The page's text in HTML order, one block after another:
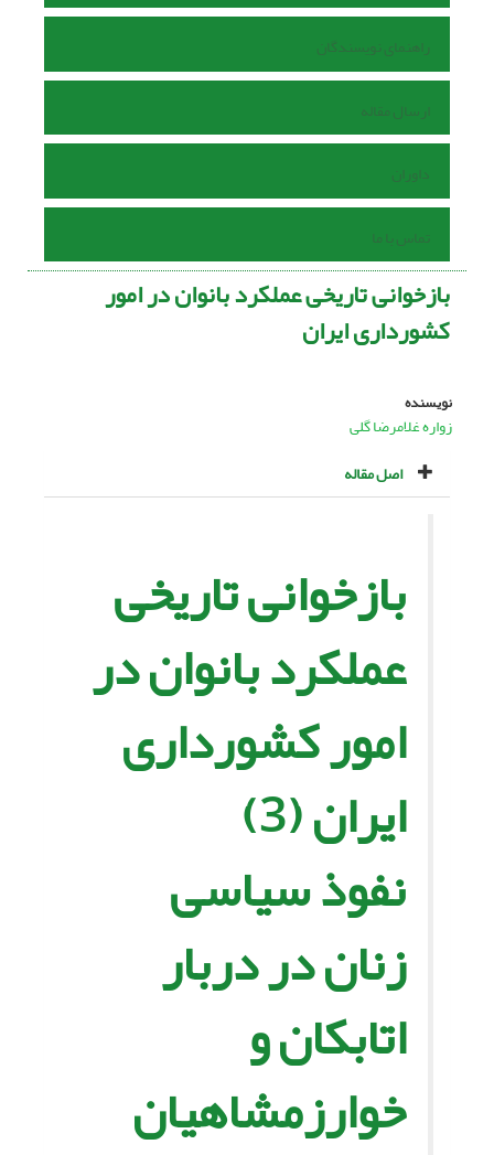
راهنمای نویسندگان
ارسال مقاله
داوران
تماس با ما
بازخوانى تاریخى عملکرد بانوان در امور
کشوردارى ایران
نویسنده
زواره‏ غلامرضا گلى
اصل مقاله
بازخوانى تاریخى
عملکرد بانوان در
امور کشوردارى
ایران‏ (3)
نفوذ سیاسى
زنان در دربار
اتابکان و
خوارزمشاهیان‏